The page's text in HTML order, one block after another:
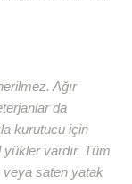
Ağır
da
kurutucu için
vardır. Tüm
veya saten yatak